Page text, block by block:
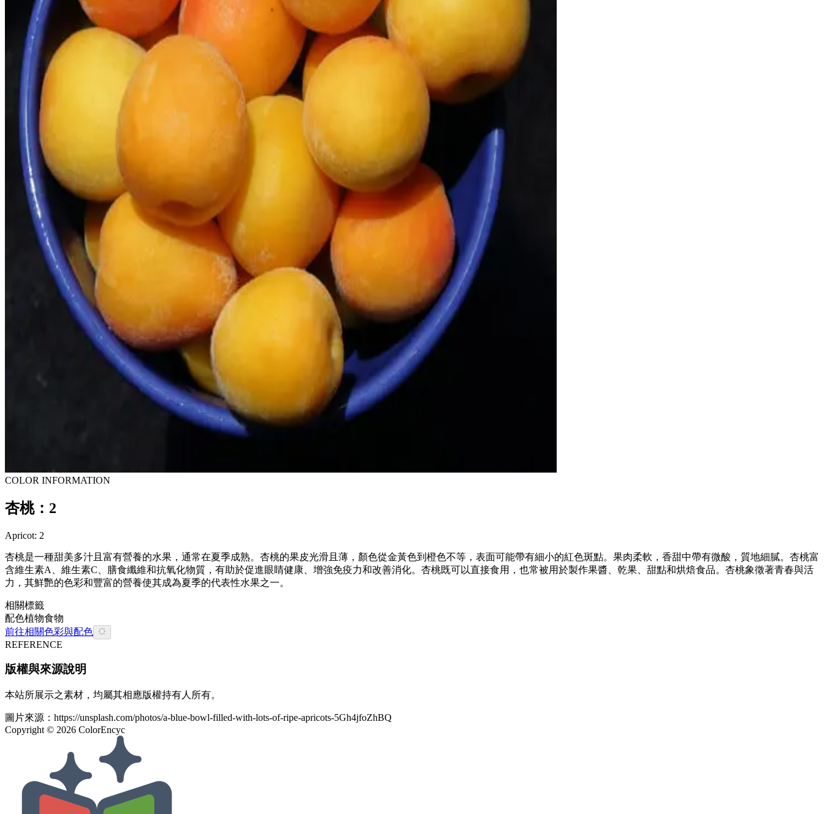
COLOR INFORMATION
杏桃：2
Apricot: 2
杏桃是一種甜美多汁且富有營養的水果，通常在夏季成熟。杏桃的果皮光滑且薄，顏色從金黃色到橙色不等，表面可能帶有細小的紅色斑點。果肉柔軟，香甜中帶有微酸，質地細膩。杏桃富
含維生素A、維生素C、膳食纖維和抗氧化物質，有助於促進眼睛健康、增強免疫力和改善消化。杏桃既可以直接食用，也常被用於製作果醬、乾果、甜點和烘焙食品。杏桃象徵著青春與活
力，其鮮艷的色彩和豐富的營養使其成為夏季的代表性水果之一。
相關標籤
配色植物食物
前往相關色彩與配色
REFERENCE
版權與來源說明
本站所展示之素材，均屬其相應版權持有人所有。
圖片來源： https://unsplash.com/photos/a-blue-bowl-filled-with-lots-of-ripe-apricots-5Gh4jfoZhBQ
Copyright © 2026 ColorEncyc